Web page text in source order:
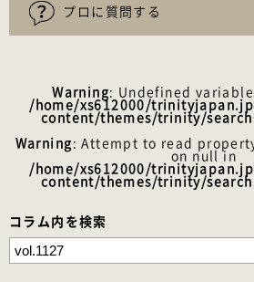
プロに質問する
Warning: Undefined
/home/xs612000/
content/themes/trinity/
Warning: Attempt to read
on null in
/home/xs612000/
content/themes/trinity/
コラム内を検索
検
索: